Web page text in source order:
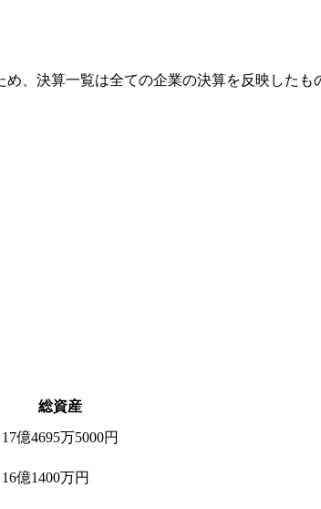
、決算一覧は全ての企業の決算を反映した
総資産
17億4695万5000円
16億1400万円